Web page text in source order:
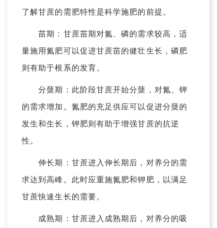
了解甘蔗的需肥特性是科学施肥的前提。
苗期：甘蔗苗期对氮、磷的需求较高，适
量施用氮肥可以促进甘蔗苗的健壮生长，磷肥
则有助于根系的发育。
分蘖期：此阶段甘蔗开始分蘖，对氮、钾
的需求增加。氮肥的充足供应可以促进分蘖的
发生和生长，钾肥则有助于增强甘蔗的抗逆
性。
伸长期：甘蔗进入伸长期后，对养分的需
求达到高峰。此时应重施氮肥和钾肥，以满足
甘蔗快速生长的需要。
成熟期：甘蔗进入成熟期后，对养分的吸